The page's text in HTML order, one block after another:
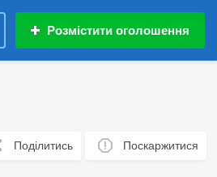
Розмістити оголошення
Поділитись Поскаржитися